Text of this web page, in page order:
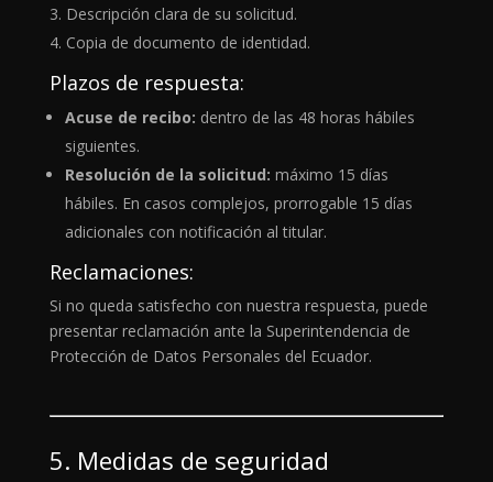
Descripción clara de su solicitud.
Copia de documento de identidad.
Plazos de respuesta:
Acuse de recibo: dentro de las 48 horas hábiles
siguientes.
Resolución de la solicitud: máximo 15 días
hábiles. En casos complejos, prorrogable 15 días
adicionales con notificación al titular.
Reclamaciones:
Si no queda satisfecho con nuestra respuesta, puede
presentar reclamación ante la Superintendencia de
Protección de Datos Personales del Ecuador.
5. Medidas de seguridad